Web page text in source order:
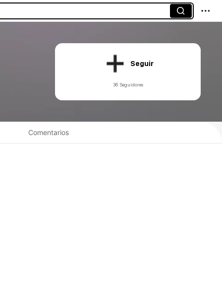
Seguir
36 Seguidores
Comentarios